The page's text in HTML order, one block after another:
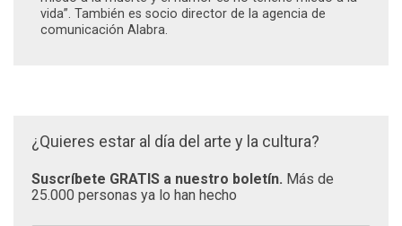
vida”. También es socio director de la agencia de
comunicación Alabra.
¿Quieres estar al día del arte y la cultura?
Suscríbete GRATIS a nuestro boletín. Más de
25.000 personas ya lo han hecho